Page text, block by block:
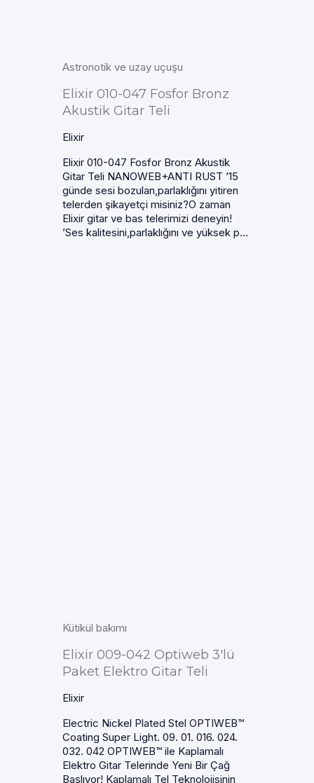
Astronotik ve uzay uçuşu
Elixir 010-047 Fosfor Bronz
Akustik Gitar Teli
Elixir
Elixir 010-047 Fosfor Bronz Akustik
Gitar Teli NANOWEB+ANTI RUST ’15
günde sesi bozulan,parlaklığını yitiren
telerden şikayetçi misiniz?O zaman
Elixir gitar ve bas telerimizi deneyin!
’Ses kalitesini,parlaklığını ve yüksek p...
Kütikül bakımı
Elixir 009-042 Optiweb 3'lü
Paket Elektro Gitar Teli
Elixir
Electric Nickel Plated Stel OPTIWEB™
Coating Super Light. 09. 01. 016. 024.
032. 042 OPTIWEB™ ile Kaplamalı
Elektro Gitar Telerinde Yeni Bir Çağ
Başlıyor! Kaplamalı Tel Teknolojisinin